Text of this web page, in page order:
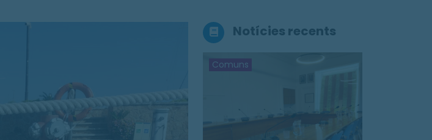
Notícies recents
Comuns